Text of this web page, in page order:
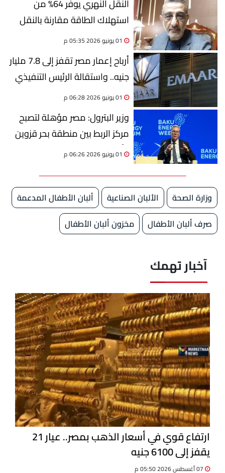
النقل النهري يوفر 64% من
استهلاك الطاقة مقارنة بالنقل
البري.. خبير يوضح
01 يونيو 2026 05:35 م
أرباح إعمار مصر تقفز إلى 7.8 مليار
جنيه.. واستقالة الرئيس التنفيذي
01 يونيو 2026 06:28 م
وزير البترول: مصر مؤهلة لتصبح
مركز الربط بين منطقة بحر قزوين
وأوروبا في الطاقة
01 يونيو 2026 06:26 م
وزارة الصحة الألبان الصناعية
ألبان الأطفال المدعمة
صرف ألبان الأطفال
مخزون ألبان الأطفال
آخبار تهمك
ارتفاع قوي في أسعار الذهب بمصر.. عيار 21
يقفز إلى 6100 جنيه